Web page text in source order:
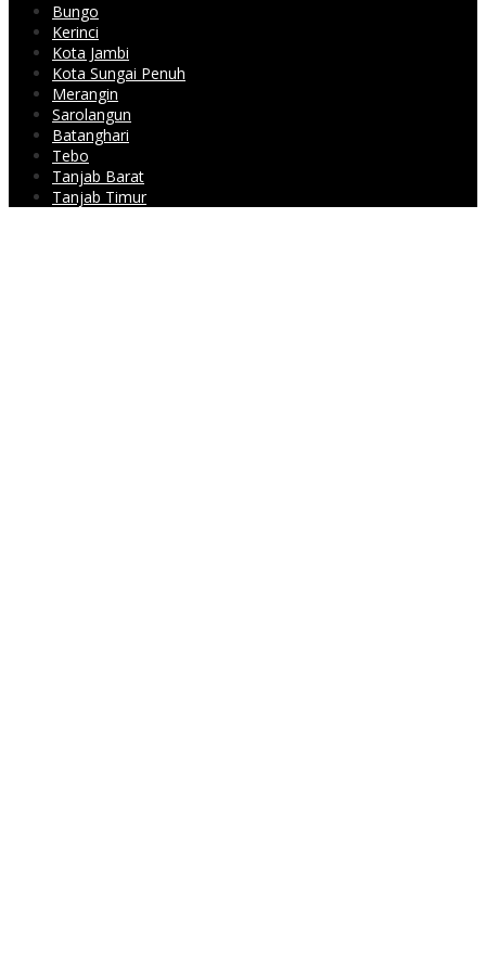
Bungo
Kerinci
Kota Jambi
Kota Sungai Penuh
Merangin
Sarolangun
Batanghari
Tebo
Tanjab Barat
Tanjab Timur